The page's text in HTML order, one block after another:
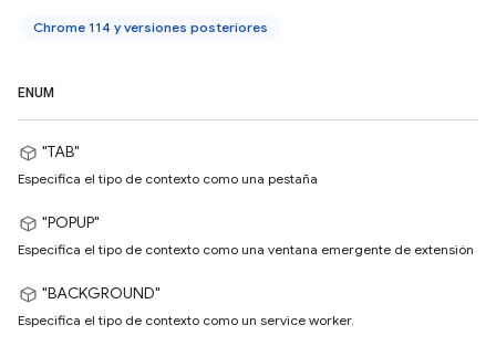
Chrome 114 y versiones posteriores
ENUM
"TAB"
Especifica el tipo de contexto como una pestaña
"POPUP"
Especifica el tipo de contexto como una ventana emergente de extensión
"BACKGROUND"
Especifica el tipo de contexto como un service worker.